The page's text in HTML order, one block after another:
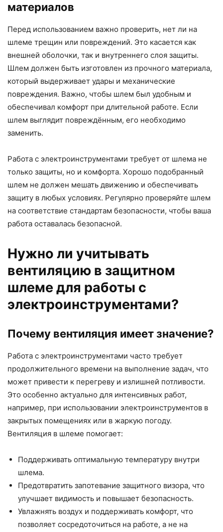
материалов
Перед использованием важно проверить, нет ли на
шлеме трещин или повреждений. Это касается как
внешней оболочки, так и внутреннего слоя защиты.
Шлем должен быть изготовлен из прочного материала,
который выдерживает удары и механические
повреждения. Важно, чтобы шлем был удобным и
обеспечивал комфорт при длительной работе. Если
шлем выглядит повреждённым, его необходимо
заменить.
Работа с электроинструментами требует от шлема не
только защиты, но и комфорта. Хорошо подобранный
шлем не должен мешать движению и обеспечивать
защиту в любых условиях. Регулярно проверяйте шлем
на соответствие стандартам безопасности, чтобы ваша
работа оставалась безопасной.
Нужно ли учитывать
вентиляцию в защитном
шлеме для работы с
электроинструментами?
Почему вентиляция имеет значение?
Работа с электроинструментами часто требует
продолжительного времени на выполнение задач, что
может привести к перегреву и излишней потливости.
Это особенно актуально для интенсивных работ,
например, при использовании электроинструментов в
закрытых помещениях или в жаркую погоду.
Вентиляция в шлеме помогает:
Поддерживать оптимальную температуру внутри
шлема.
Предотвратить запотевание защитного визора, что
улучшает видимость и повышает безопасность.
Увлажнять воздух и поддерживать комфорт, что
позволяет сосредоточиться на работе, а не на